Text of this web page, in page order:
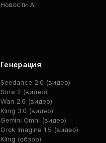
Новости AI
Генерация
Seedance 2.0 (видео)
Sora 2 (видео)
Wan 2.6 (видео)
Kling 3.0 (видео)
Gemini Omni (видео)
Grok Imagine 1.5 (видео)
Kling (обзор)